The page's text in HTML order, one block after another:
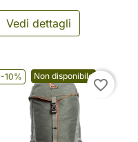
Vedi dettagli
-10% Non disponibile
favorite_border